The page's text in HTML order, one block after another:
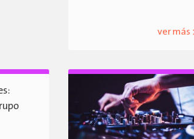
ver más